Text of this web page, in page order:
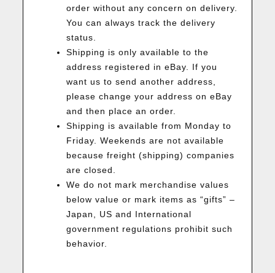
order without any concern on delivery.
You can always track the delivery
status.
Shipping is only available to the
address registered in eBay. If you
want us to send another address,
please change your address on eBay
and then place an order.
Shipping is available from Monday to
Friday. Weekends are not available
because freight (shipping) companies
are closed.
We do not mark merchandise values
below value or mark items as “gifts” –
Japan, US and International
government regulations prohibit such
behavior.